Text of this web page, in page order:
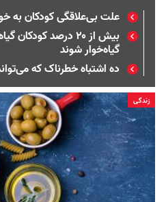
علت بی‌علاقگی کودکان به
بیش از ۲۰ درصد
گیاه‌خوار شوند
ده اشتباه خطرناک که
زندگی